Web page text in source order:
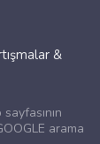
&
arama